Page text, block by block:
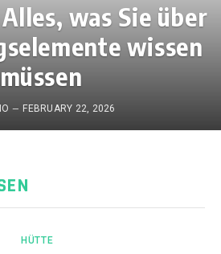
was Sie über
wissen
müssen
FEBRUARY 22, 2026
HÜTTE